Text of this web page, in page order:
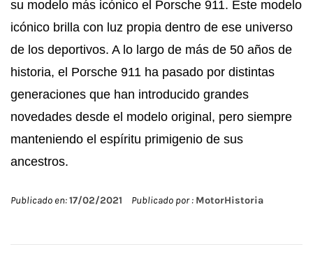
su modelo más icónico el Porsche 911. Este modelo
icónico brilla con luz propia dentro de ese universo
de los deportivos. A lo largo de más de 50 años de
historia, el Porsche 911 ha pasado por distintas
generaciones que han introducido grandes
novedades desde el modelo original, pero siempre
manteniendo el espíritu primigenio de sus
ancestros.
Publicado en:17/02/2021 Publicado por : MotorHistoria